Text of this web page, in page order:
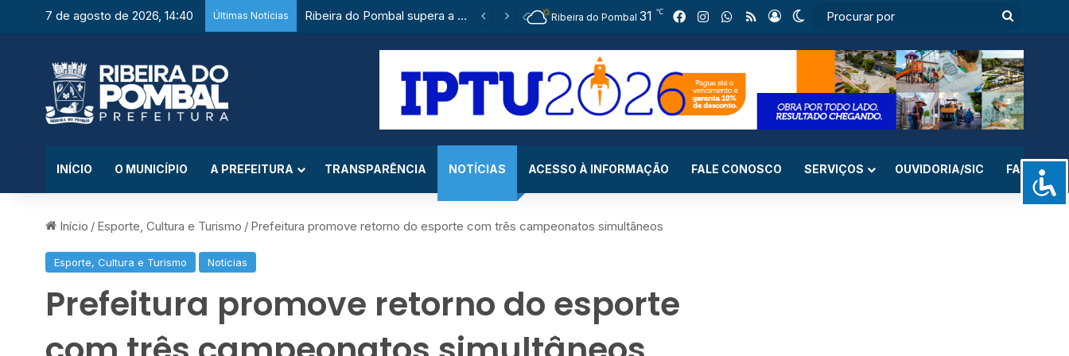
7 de agosto de 2026, 14:40 Últimas Notícias Ribeira do Pombal supera a média nacional e as metas do Plano Nacional de Educação no IDEB Ribeira do Pombal 31 ℃ FacebookInstagram
WhatsApp
RSS EntrarSwitch skin
INÍCIO O MUNICÍPIO A PREFEITURA TRANSPARÊNCIA NOTÍCIAS ACESSO À INFORMAÇÃO FALE CONOSCO SERVIÇOS OUVIDORIA/SIC FAQ
Início / Esporte, Cultura e Turismo / Prefeitura promove retorno do esporte com três campeonatos simultâneos
Esporte, Cultura e Turismo Notícias
Prefeitura promove retorno do esporte